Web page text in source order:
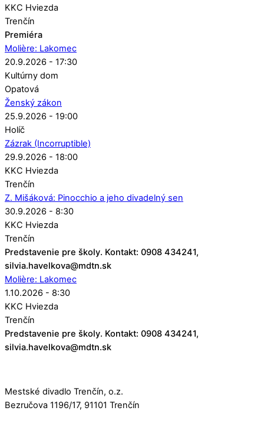
KKC Hviezda
Trenčín
Premiéra
Molière: Lakomec
20.9.2026 - 17:30
Kultúrny dom
Opatová
Ženský zákon
25.9.2026 - 19:00
Holíč
Zázrak (Incorruptible)
29.9.2026 - 18:00
KKC Hviezda
Trenčín
Z. Mišáková: Pinocchio a jeho divadelný sen
30.9.2026 - 8:30
KKC Hviezda
Trenčín
Predstavenie pre školy. Kontakt: 0908 434241,
silvia.havelkova@mdtn.sk
Molière: Lakomec
1.10.2026 - 8:30
KKC Hviezda
Trenčín
Predstavenie pre školy. Kontakt: 0908 434241,
silvia.havelkova@mdtn.sk
Mestské divadlo Trenčín, o.z.
Bezručova 1196/17, 91101 Trenčín